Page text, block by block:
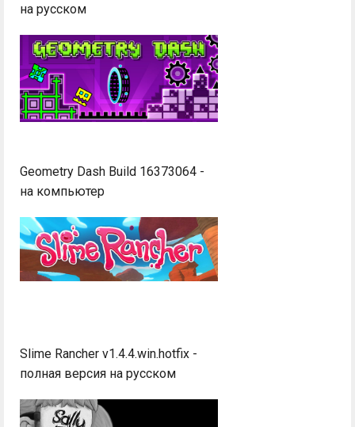
на русском
Geometry Dash Build 16373064 -
на компьютер
Slime Rancher v1.4.4.win.hotfix -
полная версия на русском